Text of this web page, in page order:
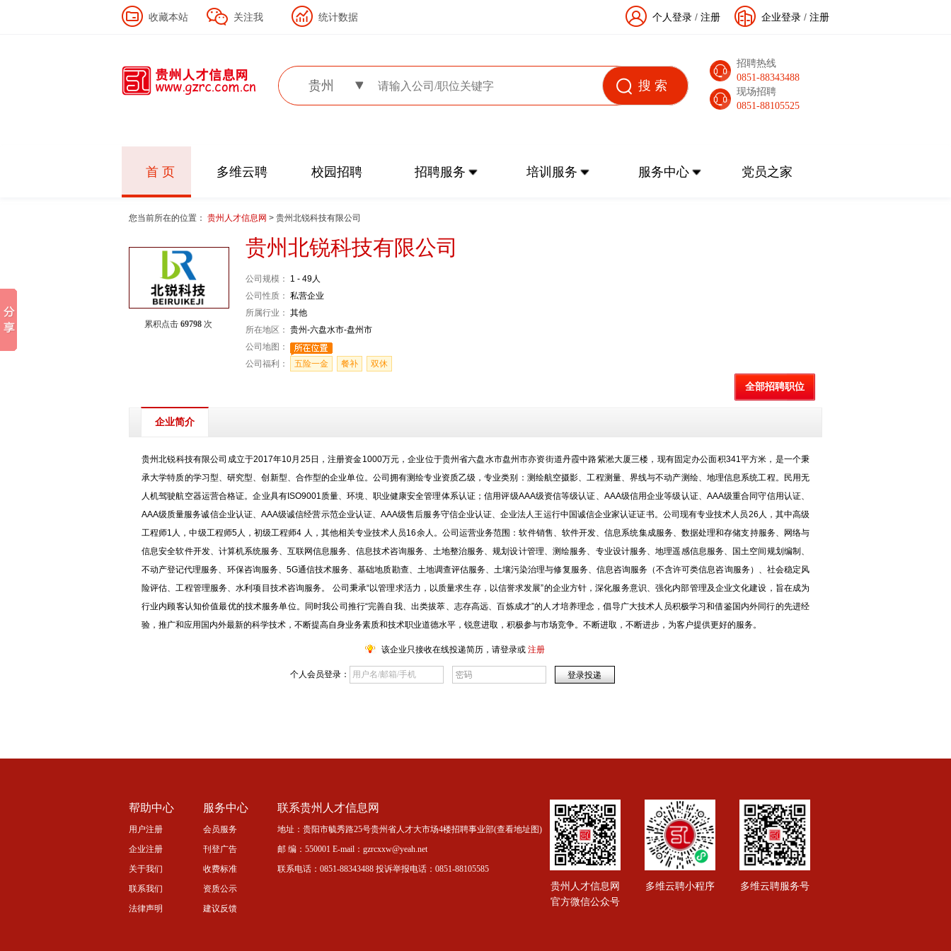
收藏本站 关注我 统计数据 企业登录 / 注册
个人登录 / 注册
贵州
招聘热线
0851-88343488
现场招聘
0851-88105525
首 页 多维云聘 校园招聘 招聘服务 培训服务 服务中心 党员之家
您当前所在的位置： 贵州人才信息网 > 贵州北锐科技有限公司
累积点击 69798 次
贵州北锐科技有限公司
公司规模：
1 - 49人
公司性质： 私营企业
所属行业： 其他
所在地区： 贵州-六盘水市-盘州市
公司地图：
公司福利：
五险一金 餐补 双休
全部招聘职位
企业简介
贵州北锐科技有限公司成立于2017年10月25日，注册资金1000万元，企业位于贵州省六盘水市盘州市亦资街道丹霞中路紫淞大厦三楼，现有固定办公面积341平方米，是一个秉
承大学特质的学习型、研究型、创新型、合作型的企业单位。公司拥有测绘专业资质乙级，专业类别：测绘航空摄影、工程测量、界线与不动产测绘、地理信息系统工程。民用无
人机驾驶航空器运营合格证。企业具有ISO9001质量、环境、职业健康安全管理体系认证；信用评级AAA级资信等级认证、AAA级信用企业等级认证、AAA级重合同守信用认证、
AAA级质量服务诚信企业认证、AAA级诚信经营示范企业认证、AAA级售后服务守信企业认证、企业法人王运行中国诚信企业家认证证书。公司现有专业技术人员26人，其中高级
工程师1人，中级工程师5人，初级工程师4 人，其他相关专业技术人员16余人。公司运营业务范围：软件销售、软件开发、信息系统集成服务、数据处理和存储支持服务、网络与
信息安全软件开发、计算机系统服务、互联网信息服务、信息技术咨询服务、土地整治服务、规划设计管理、测绘服务、专业设计服务、地理遥感信息服务、国土空间规划编制、
不动产登记代理服务、环保咨询服务、5G通信技术服务、基础地质勘查、土地调查评估服务、土壤污染治理与修复服务、信息咨询服务（不含许可类信息咨询服务）、社会稳定风
险评估、工程管理服务、水利项目技术咨询服务。 公司秉承“以管理求活力，以质量求生存，以信誉求发展”的企业方针，深化服务意识、强化内部管理及企业文化建设，旨在成为
行业内顾客认知价值最优的技术服务单位。同时我公司推行“完善自我、出类拔萃、志存高远、百炼成才”的人才培养理念，倡导广大技术人员积极学习和借鉴国内外同行的先进经
验，推广和应用国内外最新的科学技术，不断提高自身业务素质和技术职业道德水平，锐意进取，积极参与市场竞争。不断进取，不断进步，为客户提供更好的服务。
该企业只接收在线投递简历，请登录或 注册
个人会员登录：
帮助中心
用户注册
企业注册
关于我们
联系我们
法律声明
服务中心
会员服务
刊登广告
收费标准
资质公示
建议反馈
联系贵州人才信息网
地址：贵阳市毓秀路25号贵州省人才大市场4楼招聘事业部(查看地址图)
邮 编：550001 E-mail：gzrcxxw@yeah.net
联系电话：0851-88343488 投诉举报电话：0851-88105585
贵州人才信息网
官方微信公众号
多维云聘小程序 多维云聘服务号